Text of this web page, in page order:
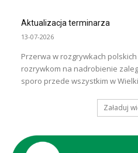
Aktualizacja terminarza
13-07-2026
Przerwa w rozgrywkach
rozrywkom na nadrobienie
sporo przede wszystkim w
Załaduj